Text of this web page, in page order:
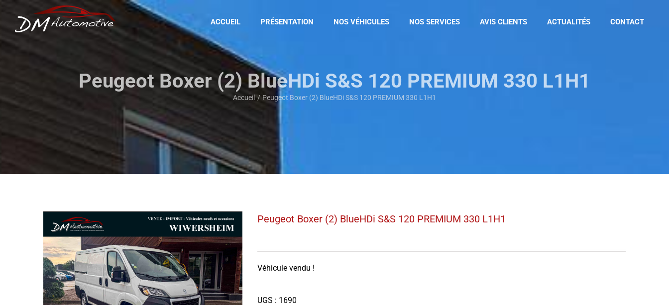
contenu
ACCUEIL PRÉSENTATION NOS VÉHICULES NOS SERVICES AVIS CLIENTS ACTUALITÉS CONTACT
Peugeot Boxer (2) BlueHDi S&S 120 PREMIUM 330 L1H1
Accueil Peugeot Boxer (2) BlueHDi S&S 120 PREMIUM 330 L1H1
Peugeot Boxer (2) BlueHDi S&S 120 PREMIUM 330 L1H1
Véhicule vendu !
UGS : 1690